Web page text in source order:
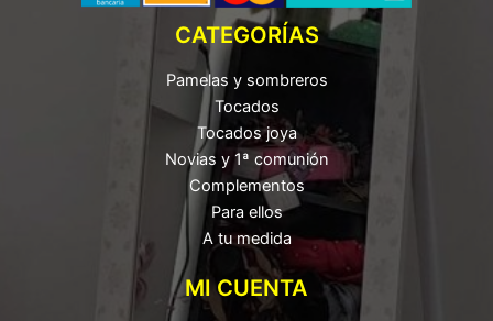
CATEGORÍAS
Pamelas y sombreros
Tocados
Tocados joya
Novias y 1ª comunión
Complementos
Para ellos
A tu medida
MI CUENTA